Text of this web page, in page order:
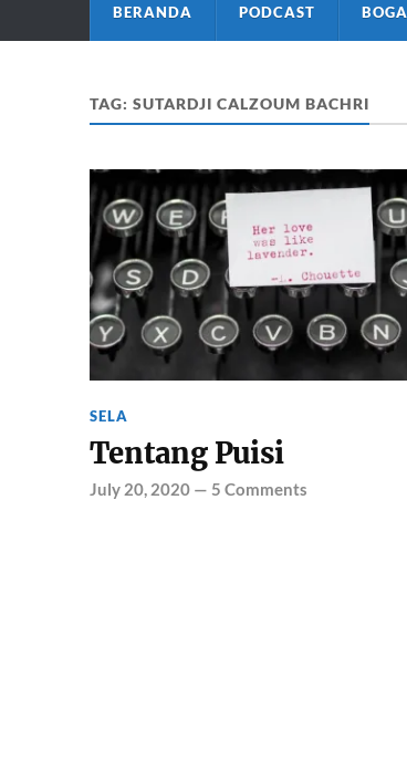
BERANDA PODCAST BOGA
TAG: SUTARDJI CALZOUM BACHRI
SELA
Tentang Puisi
July 20, 2020— 5 Comments